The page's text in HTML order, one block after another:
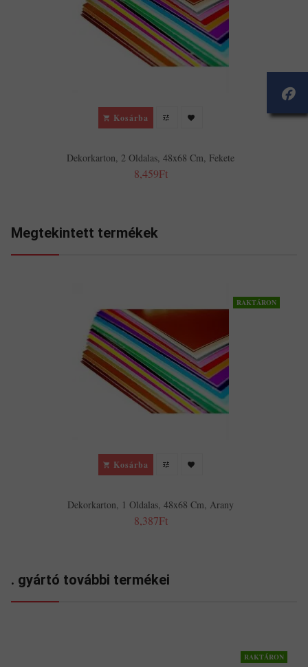
Kosárba
Dekorkarton, 2 Oldalas, 48x68 Cm, Fekete
8,459Ft
Megtekintett termékek
RAKTÁRON
Kosárba
Dekorkarton, 1 Oldalas, 48x68 Cm, Arany
8,387Ft
. gyártó további termékei
RAKTÁRON